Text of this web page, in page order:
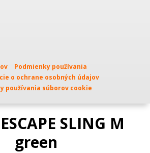
Podmienky používania
o ochrane osobných údajov
používania súborov cookie
SLING M
green